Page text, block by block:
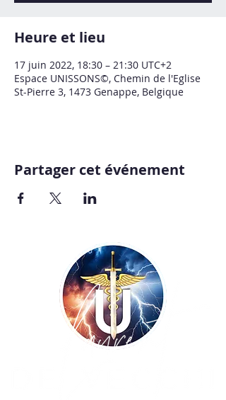
Heure et lieu
17 juin 2022, 18:30 – 21:30 UTC+2
Espace UNISSONS©, Chemin de l'Eglise
St-Pierre 3, 1473 Genappe, Belgique
Partager cet événement